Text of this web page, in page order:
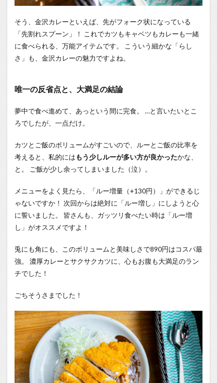
そう、金沢カレーといえば、先がフォーク状になっている
「先割れスプーン」！ これでカツもキャベツもカレーも一緒
に食べられる、万能アイテムです。 こういう細かな「らし
さ」も、金沢カレーの魅力ですよね。
唯一の反省点と、大満足の結論
夢中で食べ進めて、あっという間に完食。 …と言いたいとこ
ろでしたが、一点だけ。
カツとご飯のボリュームがすごいので、ルーとご飯の比率を
考えると、私的にはもう少しルーが多い方が良かったかな、
と。 ご飯が少し余ってしまいました（泣）。
メニューをよく見たら、「ルー増量（+130円）」ができるじ
ゃないですか！ 次回からは絶対に「ルー増し」にしようと心
に誓いました。 皆さんも、ガッツリ食べたい時は「ルー増
し」がオススメですよ！
兎にも角にも、このボリュームと美味しさで890円はコスパ最
強。 濃厚カレーとサクサクカツに、心もお腹も大満足のラン
チでした！
ごちそうさまでした！